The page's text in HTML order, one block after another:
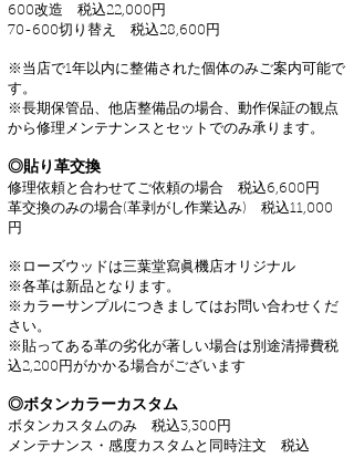
600改造 税込22,000円
70-600切り替え 税込28,600円
※当店で1年以内に整備された個体のみご案内可能で
す。
※長期保管品、他店整備品の場合、動作保証の観点
から修理メンテナンスとセットでのみ承ります。
◎貼り革交換
修理依頼と合わせてご依頼の場合 税込6,600円
革交換のみの場合(革剥がし作業込み) 税込11,000
円
※ローズウッドは三葉堂寫眞機店オリジナル
※各革は新品となります。
※カラーサンプルにつきましてはお問い合わせくだ
さい。
※貼ってある革の劣化が著しい場合は別途清掃費税
込2,200円がかかる場合がございます​
◎ボタンカラーカスタム
ボタンカスタムのみ 税込3,300円
メンテナンス・感度カスタムと同時注文 税込